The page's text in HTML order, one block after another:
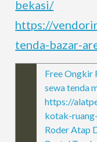
bekasi/
https://
tenda-bazar-
Free Ongkir
sewa tenda
https://
kotak-
Roder Atap